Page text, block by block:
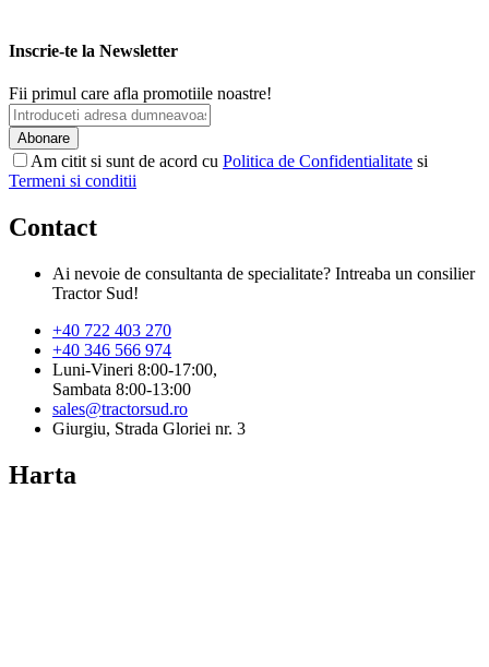
Inscrie-te la Newsletter
Fii primul care afla promotiile noastre!
Abonare
Am citit si sunt de acord cu Politica de Confidentialitate si
Termeni si conditii
Contact
Ai nevoie de consultanta de specialitate? Intreaba un consilier
Tractor Sud!
+40 722 403 270
+40 346 566 974
Luni-Vineri 8:00-17:00,
Sambata 8:00-13:00
sales@tractorsud.ro
Giurgiu, Strada Gloriei nr. 3
Harta